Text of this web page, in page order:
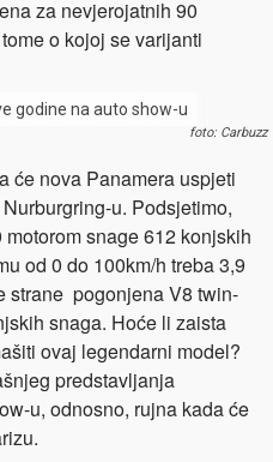
za nevjerojatnih 90
o kojoj se varijanti
godine na auto show-u
foto: Carbuzz
će nova Panamera uspjeti
u. Podsjetimo,
snage 612 konjskih
od 0 do 100km/h treba 3,9
strane pogonjena V8 twin-
snaga. Hoće li zaista
ovaj legendarni model?
predstavljanja
u, odnosno, rujna kada će